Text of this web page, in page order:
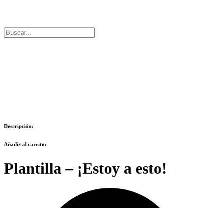
Buscar:
Descripción:
Añadir al carrito:
Plantilla – ¡Estoy a esto!